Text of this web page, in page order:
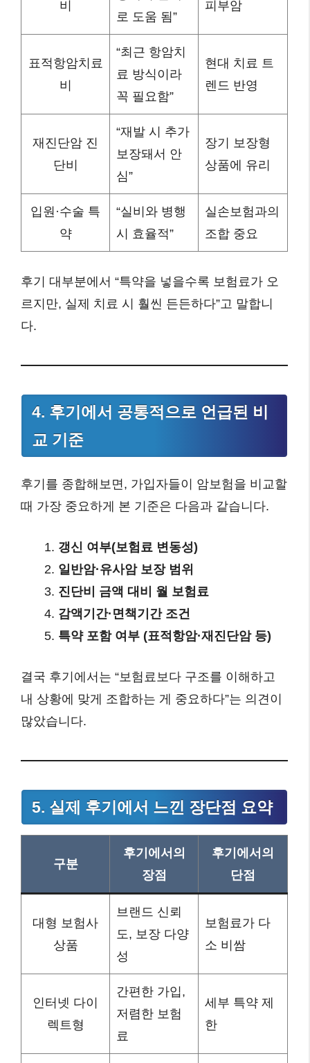
비
로 도움 됨”
피부암
표적항암치료
비
“최근 항암치
료 방식이라
꼭 필요함”
현대 치료 트
렌드 반영
재진단암 진
단비
“재발 시 추가
보장돼서 안
심”
장기 보장형
상품에 유리
입원·수술 특
약
“실비와 병행
시 효율적”
실손보험과의
조합 중요
후기 대부분에서 “특약을 넣을수록 보험료가 오
르지만, 실제 치료 시 훨씬 든든하다”고 말합니
다.
4. 후기에서 공통적으로 언급된 비
교 기준
후기를 종합해보면, 가입자들이 암보험을 비교할
때 가장 중요하게 본 기준은 다음과 같습니다.
갱신 여부(보험료 변동성)
일반암·유사암 보장 범위
진단비 금액 대비 월 보험료
감액기간·면책기간 조건
특약 포함 여부 (표적항암·재진단암 등)
결국 후기에서는 “보험료보다 구조를 이해하고
내 상황에 맞게 조합하는 게 중요하다”는 의견이
많았습니다.
5. 실제 후기에서 느낀 장단점 요약
구분
후기에서의
장점
후기에서의
단점
대형 보험사
상품
브랜드 신뢰
도, 보장 다양
성
보험료가 다
소 비쌈
인터넷 다이
렉트형
간편한 가입,
저렴한 보험
료
세부 특약 제
한